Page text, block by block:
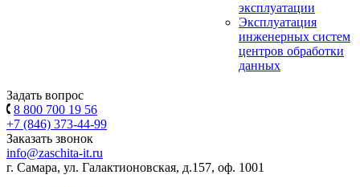
эксплуатации
Эксплуатация
инженерных систем
центров обработки
данных
Задать вопрос
8 800 700 19 56
+7 (846) 373-44-99
Заказать звонок
info@zaschita-it.ru
г. Самара, ул. Галактионовская, д.157, оф. 1001